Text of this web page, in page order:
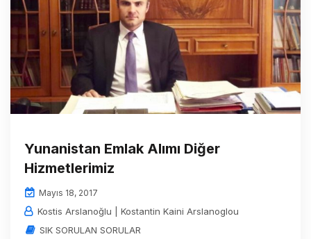
Yunanistan Emlak Alımı Diğer
Hizmetlerimiz
Mayıs 18, 2017
Kostis Arslanoğlu | Kostantin Kaini Arslanoglou
SIK SORULAN SORULAR